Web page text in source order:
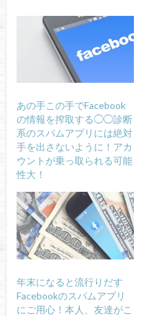
あの手この手でFacebook
の情報を搾取する◯◯診断
系のスパムアプリには絶対
手を出さないように！アカ
ウントが乗っ取られる可能
性大！
年末になると流行りだす
Facebookのスパムアプリ
にご用心！本人、友達がこ